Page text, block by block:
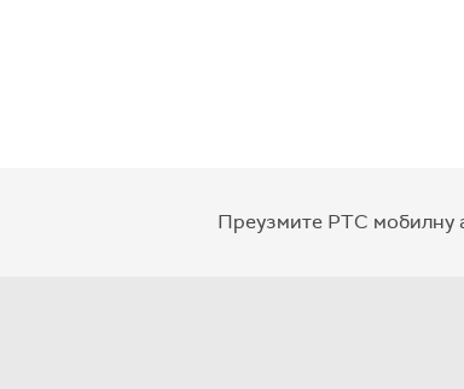
Преузмите РТС мобилну